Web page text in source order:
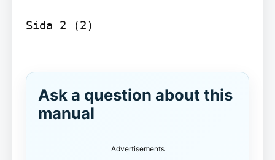
Sida 2 (2)
Ask a question about this
manual
Advertisements